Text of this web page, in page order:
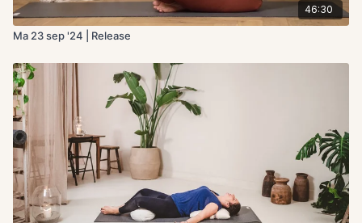
46:30
Ma 23 sep '24 | Release